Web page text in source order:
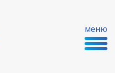
меню